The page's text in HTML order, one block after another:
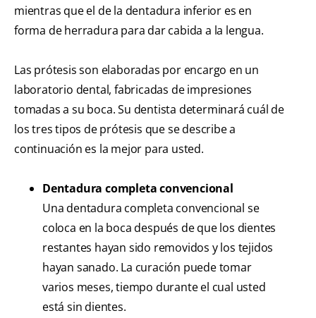
mientras que el de la dentadura inferior es en
forma de herradura para dar cabida a la lengua.
Las prótesis son elaboradas por encargo en un
laboratorio dental, fabricadas de impresiones
tomadas a su boca. Su dentista determinará cuál de
los tres tipos de prótesis que se describe a
continuación es la mejor para usted.
Dentadura completa convencional
Una dentadura completa convencional se
coloca en la boca después de que los dientes
restantes hayan sido removidos y los tejidos
hayan sanado. La curación puede tomar
varios meses, tiempo durante el cual usted
está sin dientes.